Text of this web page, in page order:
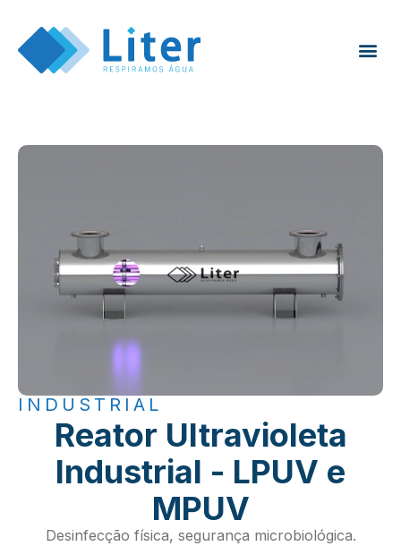
INDUSTRIAL
Reator Ultravioleta
Industrial - LPUV e
MPUV
Desinfecção física, segurança microbiológica.